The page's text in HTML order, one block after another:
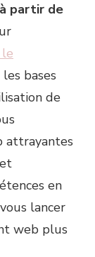
partir de
bases
de
attrayantes
en
lancer
web plus